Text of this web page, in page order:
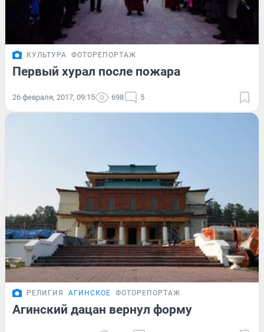
КУЛЬТУРА ФОТОРЕПОРТАЖ
Первый хурал после пожара
26 февраля, 2017, 09:15 698 5
РЕЛИГИЯ АГИНСКОЕ ФОТОРЕПОРТАЖ
Агинский дацан вернул форму